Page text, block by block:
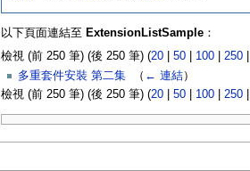
以下頁面連結至 ExtensionListSample：
檢視 (前 250 筆) (後 250 筆) (20| 50| 100| 250
多重套件安裝 第二集‎ （ ← 連結）
檢視 (前 250 筆) (後 250 筆) (20| 50| 100| 250